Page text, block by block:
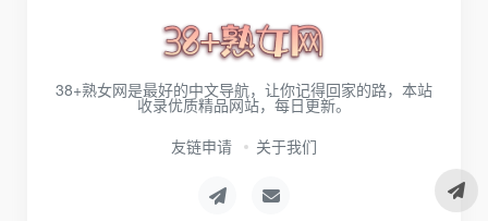
38+熟女网是最好的中文导航，让你记得回家的路，本站
收录优质精品网站，每日更新。
友链申请
关于我们